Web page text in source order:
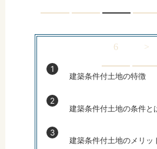
6 >
建築条件付土地の特徴
建築条件付土地の条件と
建築条件付土地のメリッ